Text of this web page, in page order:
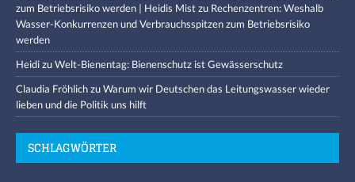
zum Betriebsrisiko werden | Heidis Mistzu Rechenzentren: Weshalb
Wasser-Konkurrenzen und Verbrauchsspitzen zum Betriebsrisiko
werden
HeidizuWelt-Bienentag: Bienenschutz ist Gewässerschutz
Claudia FröhlichzuWarum wir Deutschen das Leitungswasser wieder
lieben und die Politik uns hilft
SCHLAGWÖRTER